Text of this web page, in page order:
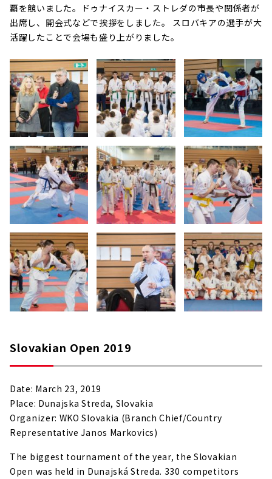
覇を競いました。ドゥナイスカー・ストレダの市長や関係者が
出席し、開会式などで挨拶をしました。 スロバキアの選手が大
活躍したことで会場も盛り上がりました。
Slovakian Open 2019
Date: March 23, 2019
Place: Dunajska Streda, Slovakia
Organizer: WKO Slovakia (Branch Chief/Country
Representative Janos Markovics)
The biggest tournament of the year, the Slovakian
Open was held in Dunajská Streda. 330 competitors